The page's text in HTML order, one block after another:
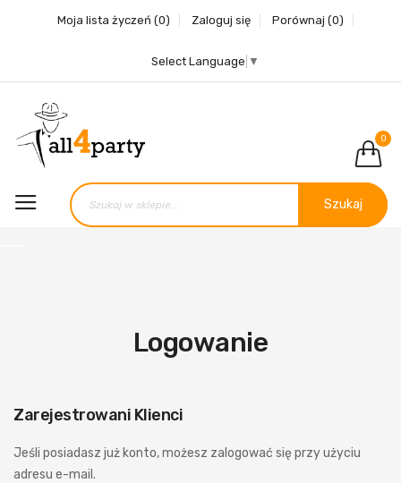
Moja lista życzeń (0) Zaloguj się Porównaj (0)
Select Language ▼
0
Szukaj
Logowanie
Zarejestrowani Klienci
Jeśli posiadasz już konto, możesz zalogować się przy użyciu
adresu e-mail.